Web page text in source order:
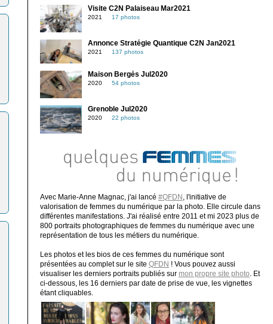
Visite C2N Palaiseau Mar2021
2021 17 photos
Annonce Stratégie Quantique C2N Jan2021
2021 137 photos
Maison Bergès Jul2020
2020 54 photos
Grenoble Jul2020
2020 22 photos
Avec Marie-Anne Magnac, j'ai lancé #QFDN
, l'initiative de
valorisation de femmes du numérique par la photo. Elle circule dans
différentes manifestations. J'ai réalisé entre 2011 et mi 2023 plus de
800 portraits photographiques de femmes du numérique avec une
représentation de tous les métiers du numérique.
Les photos et les bios de ces femmes du numérique sont
présentées au complet sur le site QFDN ! Vous pouvez aussi
visualiser les derniers portraits publiés sur mon propre site photo . Et
ci-dessous, les 16 derniers par date de prise de vue, les vignettes
étant cliquables.